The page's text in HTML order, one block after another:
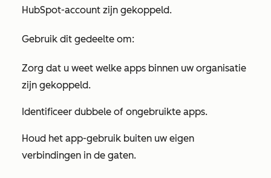
HubSpot-account zijn gekoppeld.
Gebruik dit gedeelte om:
Zorg dat u weet welke apps binnen uw organisatie
zijn gekoppeld.
Identificeer dubbele of ongebruikte apps.
Houd het app-gebruik buiten uw eigen
verbindingen in de gaten.